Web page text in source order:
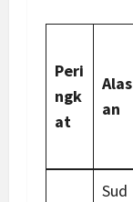
Peri
ngk
at
Alas
an
Sud